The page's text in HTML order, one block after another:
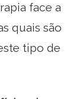
face a
quais são
tipo de